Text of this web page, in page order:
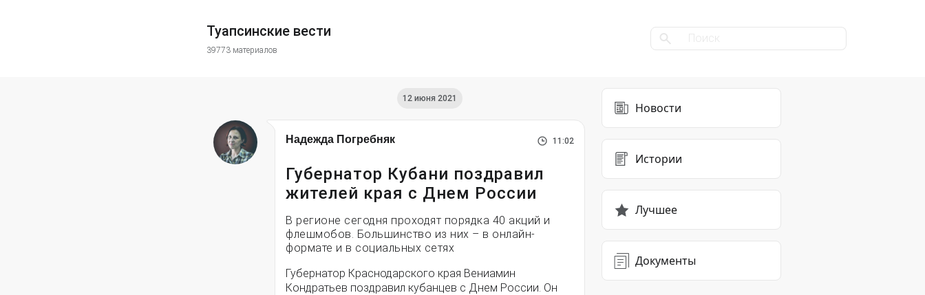
Туапсинские вести
39773 материалов
12 июня 2021
Надежда Погребняк 11:02
Губернатор Кубани поздравил
жителей края с Днем России
В регионе сегодня проходят порядка 40 акций и
флешмобов. Большинство из них – в онлайн-
формате и в социальных сетях
Губернатор Краснодарского края Вениамин
Кондратьев поздравил кубанцев с Днем России. Он
Новости
Истории
Лучшее
Документы